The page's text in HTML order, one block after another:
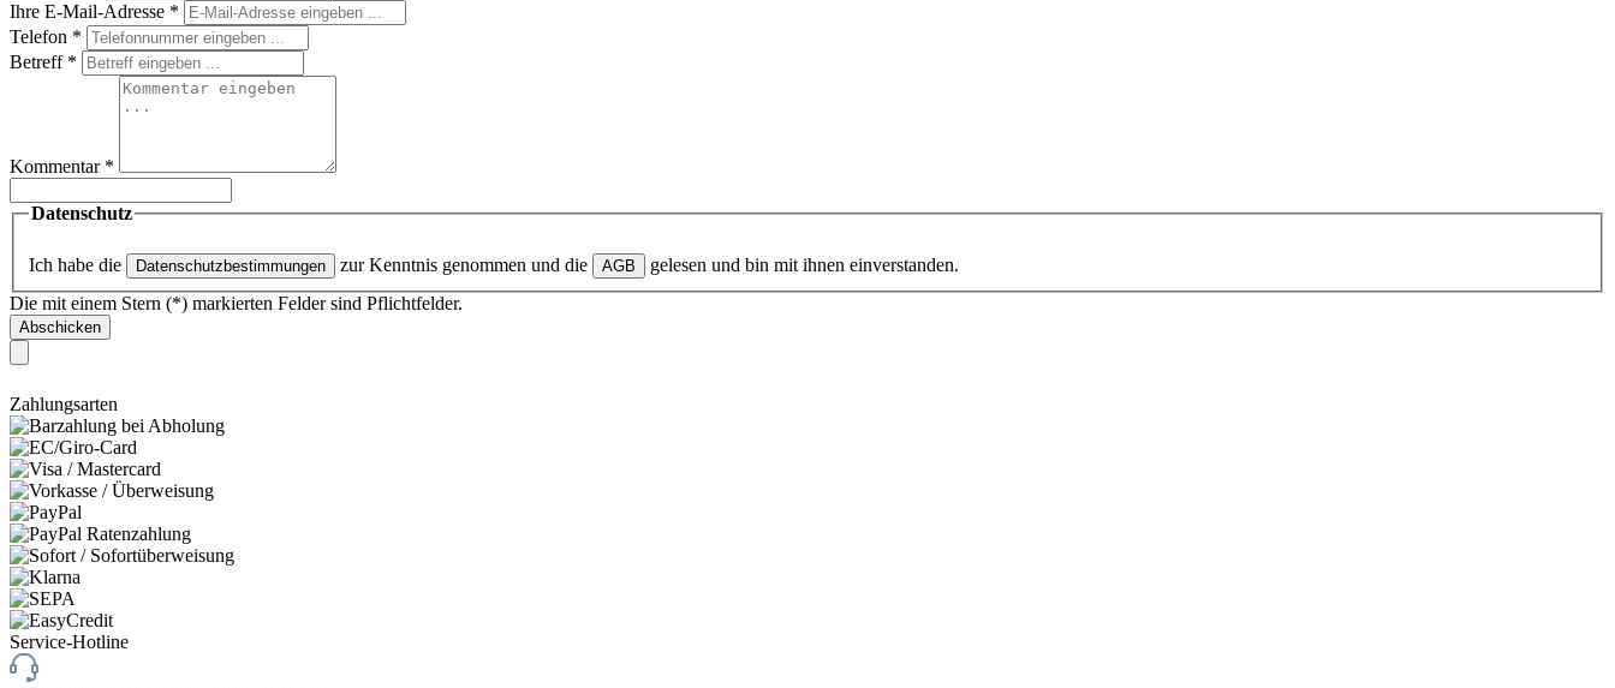
Ihre E-Mail-Adresse *
Telefon *
Betreff *
Kommentar *
Datenschutz
Ich habe die Datenschutzbestimmungen zur Kenntnis genommen und die AGB
gelesen und bin mit ihnen einverstanden.
Die mit einem Stern (*) markierten Felder sind Pflichtfelder.
Abschicken
Zahlungsarten
Service-Hotline